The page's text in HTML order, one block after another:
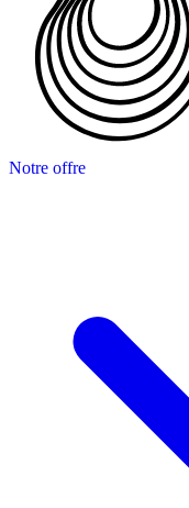
Notre offre